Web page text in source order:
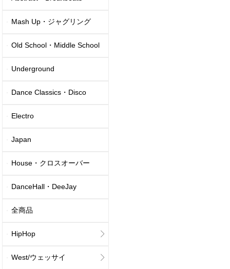
Mash Up・ジャグリング
Old School・Middle School
Underground
Dance Classics・Disco
Electro
Japan
House・クロスオーバー
DanceHall・DeeJay
全商品
HipHop
West/ウェッサイ